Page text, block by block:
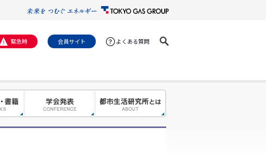
緊急時 会員サイト よくある質問